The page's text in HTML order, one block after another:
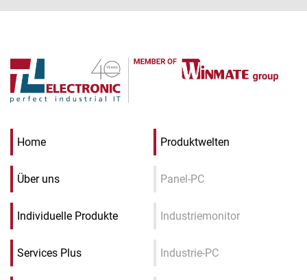
Home
Über uns
Individuelle Produkte
Services Plus
Produktwelten
Panel-PC
Industriemonitor
Industrie-PC